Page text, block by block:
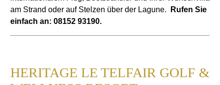
am Strand oder auf Stelzen über der Lagune.
Rufen Sie
einfach an: 08152 93190.
HERITAGE LE TELFAIR GOLF &